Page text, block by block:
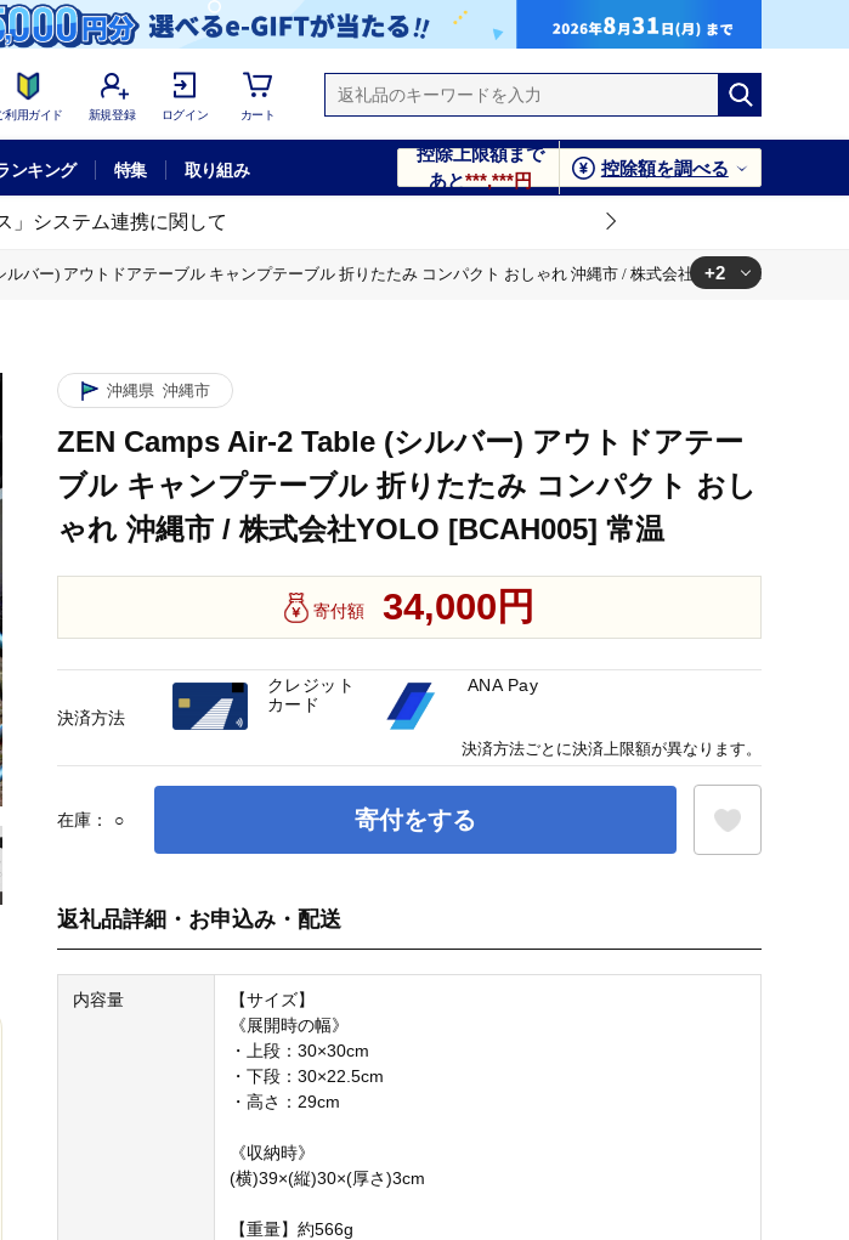
利用ガイド 新規登録 ログイン カート
ンキング 特集 取り組み
控除上限額まで
あと***,***円
控除額を調べる
」システム連携に関して
ルバー) アウトドアテーブル キャンプテーブル 折りたたみ コンパクト おしゃれ 沖縄市 / 株式会社YOLO [BCAH005] 常
+2
沖縄県 沖縄市
ZEN Camps Air-2 Table (シルバー) アウトドアテー
ブル キャンプテーブル 折りたたみ コンパクト おし
ゃれ 沖縄市 / 株式会社YOLO [BCAH005] 常温
寄付額 34,000円
在庫： ○ 寄付をする
返礼品詳細・お申込み・配送
内容量
【サイズ】
《展開時の幅》
・上段：30×30cm
・下段：30×22.5cm
・高さ：29cm
《収納時》
(横)39×(縦)30×(厚さ)3cm
【重量】約566g
決済方法
クレジット
カード
ANA Pay
決済方法ごとに決済上限額が異なります。